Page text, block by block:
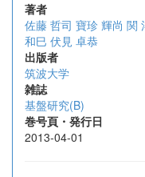
著者
佐藤 哲司 寶珍 輝尚 関
和巳 伏見 卓恭
出版者
筑波大学
雑誌
基盤研究(B)
巻号頁・発行日
2013-04-01